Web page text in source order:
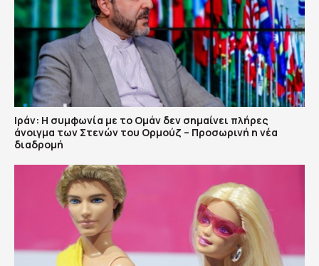
Ιράν: Η συμφωνία με το Ομάν δεν σημαίνει πλήρες
άνοιγμα των Στενών του Ορμούζ – Προσωρινή η νέα
διαδρομή